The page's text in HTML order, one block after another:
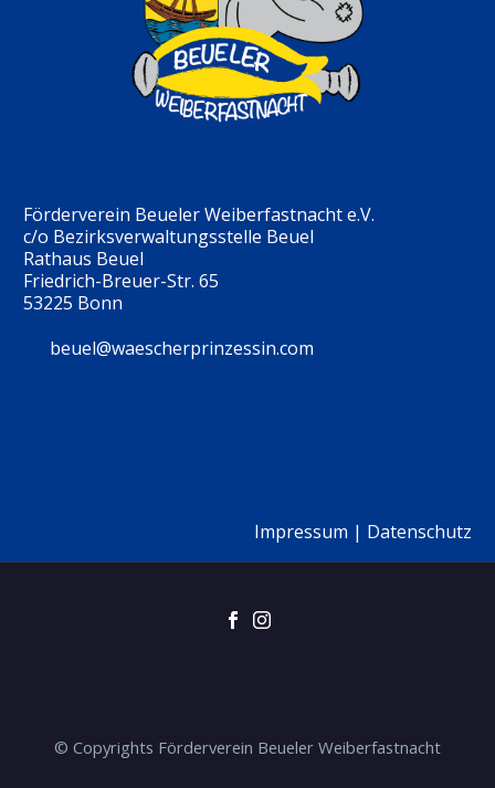
Förderverein Beueler Weiberfastnacht e.V.
c/o Bezirksverwaltungsstelle Beuel
Rathaus Beuel
Friedrich-Breuer-Str. 65
53225 Bonn
beuel@waescherprinzessin.com
Impressum | Datenschutz
© Copyrights Förderverein Beueler Weiberfastnacht